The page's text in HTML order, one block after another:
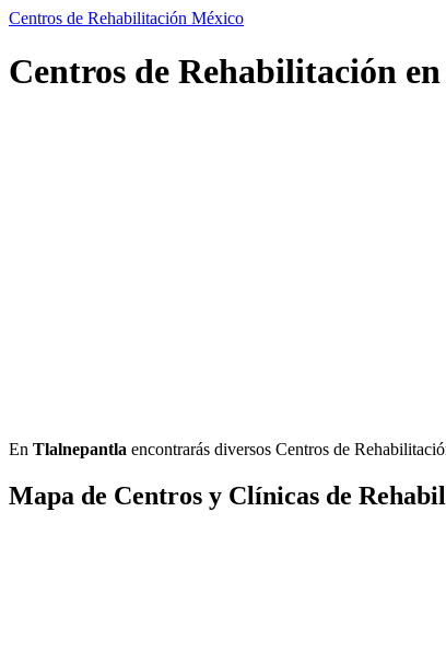
Centros de Rehabilitación México
Centros de Rehabilitación
En Tlalnepantla encontrarás diversos Centros de
Mapa de Centros y Clínicas de